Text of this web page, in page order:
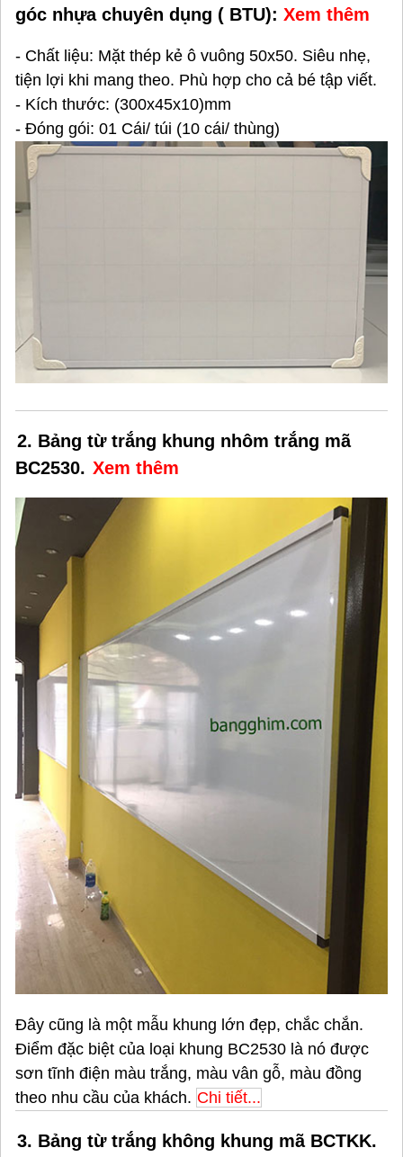
góc nhựa chuyên dụng ( BTU): Xem thêm
- Chất liệu: Mặt thép kẻ ô vuông 50x50. Siêu nhẹ,
tiện lợi khi mang theo. Phù hợp cho cả bé tập viết.
- Kích thước: (300x45x10)mm
- Đóng gói: 01 Cái/ túi (10 cái/ thùng)
2. Bảng từ trắng khung nhôm trắng mã
BC2530. Xem thêm
Đây cũng là một mẫu khung lớn đẹp, chắc chắn.
Điểm đặc biệt của loại khung BC2530 là nó được
sơn tĩnh điện màu trắng, màu vân gỗ, màu đồng
theo nhu cầu của khách. Chi tiết...
3. Bảng từ trắng không khung mã BCTKK.